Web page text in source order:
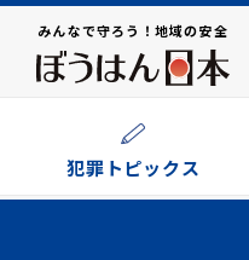
みんなで守ろう！地域の安全
犯罪トピックス